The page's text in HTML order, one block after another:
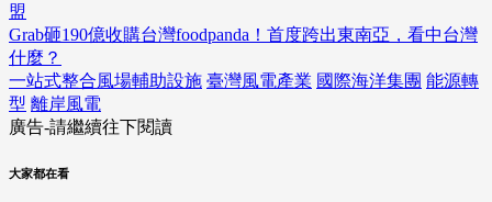
盟
Grab砸190億收購台灣foodpanda！首度跨出東南亞，看中台灣
什麼？
一站式整合風場輔助設施 臺灣風電產業 國際海洋集團 能源轉
型 離岸風電
廣告-請繼續往下閱讀
大家都在看